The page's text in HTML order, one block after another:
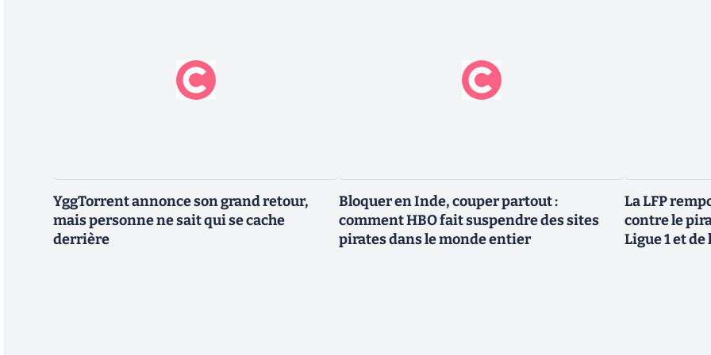
YggTorrent annonce son grand retour,
mais personne ne sait qui se cache
derrière
Bloquer en Inde, couper partout :
comment HBO fait suspendre des sites
pirates dans le monde entier
La LFP
contre le
Ligue 1 et de